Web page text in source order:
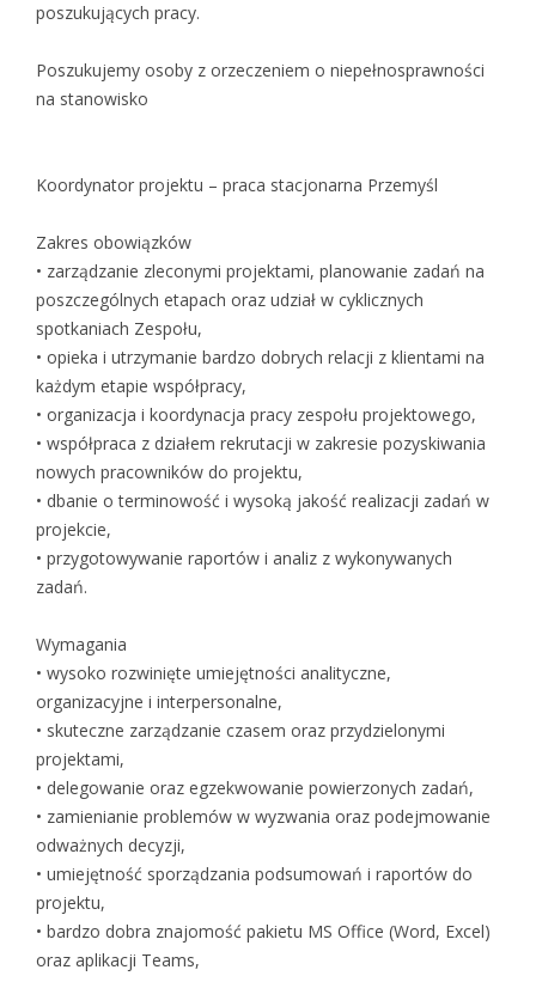
poszukujących pracy.
Poszukujemy osoby z orzeczeniem o niepełnosprawności
na stanowisko
Koordynator projektu – praca stacjonarna Przemyśl
Zakres obowiązków
• zarządzanie zleconymi projektami, planowanie zadań na
poszczególnych etapach oraz udział w cyklicznych
spotkaniach Zespołu,
• opieka i utrzymanie bardzo dobrych relacji z klientami na
każdym etapie współpracy,
• organizacja i koordynacja pracy zespołu projektowego,
• współpraca z działem rekrutacji w zakresie pozyskiwania
nowych pracowników do projektu,
• dbanie o terminowość i wysoką jakość realizacji zadań w
projekcie,
• przygotowywanie raportów i analiz z wykonywanych
zadań.
Wymagania
• wysoko rozwinięte umiejętności analityczne,
organizacyjne i interpersonalne,
• skuteczne zarządzanie czasem oraz przydzielonymi
projektami,
• delegowanie oraz egzekwowanie powierzonych zadań,
• zamienianie problemów w wyzwania oraz podejmowanie
odważnych decyzji,
• umiejętność sporządzania podsumowań i raportów do
projektu,
• bardzo dobra znajomość pakietu MS Office (Word, Excel)
oraz aplikacji Teams,